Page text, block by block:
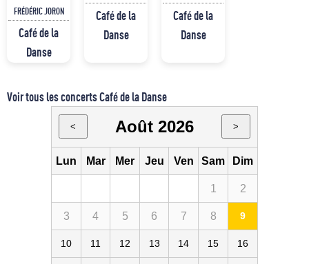
FRÉDÉRIC JORON
Café de la
Danse
Café de la
Danse
Café de la
Danse
Voir tous les concerts Café de la Danse
< Août 2026 >
Lun Mar Mer Jeu Ven Sam Dim
1 2
3 4 5 6 7 8 9
10 11 12 13 14 15 16